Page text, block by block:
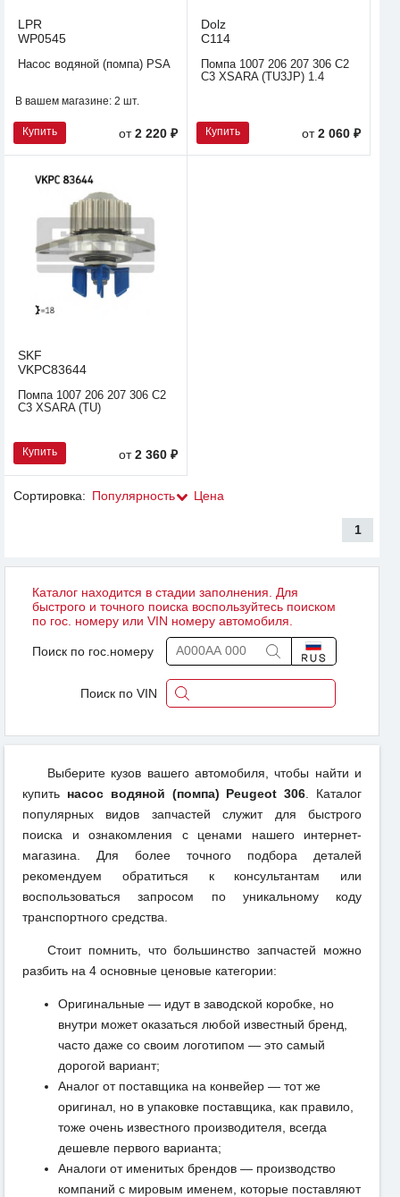
LPR
WP0545
Насос водяной (помпа) PSA
В вашем магазине: 2 шт.
Купить от2 220 ₽
Dolz
C114
Помпа 1007 206 207 306 C2
C3 XSARA (TU3JP) 1.4
Купить от2 060 ₽
SKF
VKPC83644
Помпа 1007 206 207 306 C2
C3 XSARA (TU)
Купить от2 360 ₽
Сортировка: Популярность Цена
1
Каталог находится в стадии заполнения. Для
быстрого и точного поиска воспользуйтесь поиском
по гос. номеру или VIN номеру автомобиля.
Поиск по гос.номеру
Поиск по VIN
Выберите кузов вашего автомобиля, чтобы найти и
купить насос водяной (помпа) Peugeot 306 . Каталог
популярных видов запчастей служит для быстрого
поиска и ознакомления с ценами нашего интернет-
магазина. Для более точного подбора деталей
рекомендуем обратиться к консультантам или
воспользоваться запросом по уникальному коду
транспортного средства.
Стоит помнить, что большинство запчастей можно
разбить на 4 основные ценовые категории:
Оригинальные — идут в заводской коробке, но
внутри может оказаться любой известный бренд,
часто даже со своим логотипом — это самый
дорогой вариант;
Аналог от поставщика на конвейер — тот же
оригинал, но в упаковке поставщика, как правило,
тоже очень известного производителя, всегда
дешевле первого варианта;
Аналоги от именитых брендов — производство
компаний с мировым именем, которые поставляют